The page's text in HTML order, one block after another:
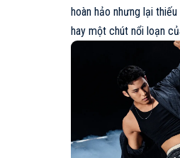
hoàn hảo nhưng lại
hay một chút nổi loạn